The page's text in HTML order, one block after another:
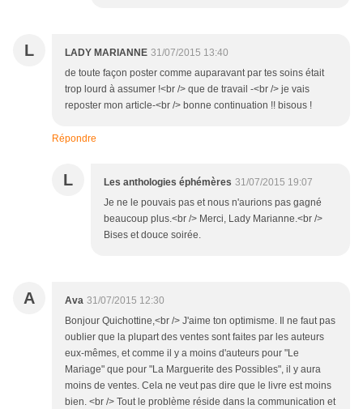
L LADY MARIANNE 31/07/2015 13:40
de toute façon poster comme auparavant par tes soins était
trop lourd à assumer !<br /> que de travail -<br /> je vais
reposter mon article-<br /> bonne continuation !! bisous !
Répondre
L Les anthologies éphémères 31/07/2015 19:07
Je ne le pouvais pas et nous n'aurions pas gagné
beaucoup plus.<br /> Merci, Lady Marianne.<br />
Bises et douce soirée.
A Ava 31/07/2015 12:30
Bonjour Quichottine,<br /> J'aime ton optimisme. Il ne faut pas
oublier que la plupart des ventes sont faites par les auteurs
eux-mêmes, et comme il y a moins d'auteurs pour "Le
Mariage" que pour "La Marguerite des Possibles", il y aura
moins de ventes. Cela ne veut pas dire que le livre est moins
bien. <br /> Tout le problème réside dans la communication et